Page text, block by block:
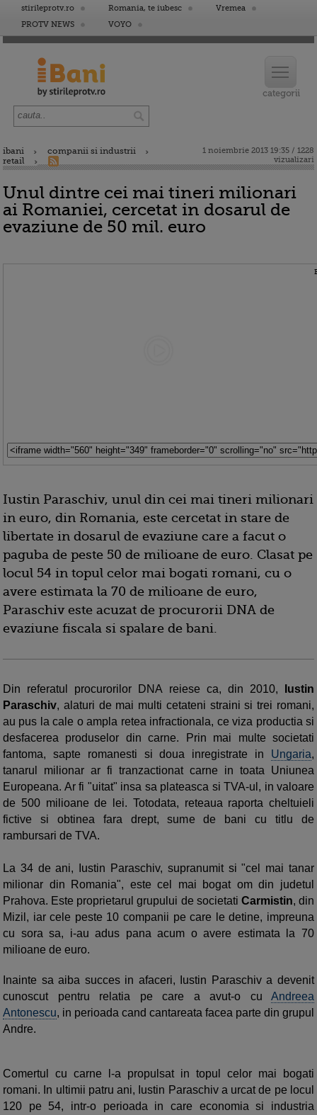
stirileprotv.ro Romania, te iubesc
Vremea
PROTV NEWS
VOYO
ibani
companii si industrii
retail
1 noiembrie 2013 19:35 / 1228
vizualizari
Unul dintre cei mai tineri milionari
ai Romaniei, cercetat in dosarul de
evaziune de 50 mil. euro
Iustin Paraschiv, unul din cei mai tineri milionari
in euro, din Romania, este cercetat in stare de
libertate in dosarul de evaziune care a facut o
paguba de peste 50 de milioane de euro. Clasat pe
locul 54 in topul celor mai bogati romani, cu o
avere estimata la 70 de milioane de euro,
Paraschiv este acuzat de procurorii DNA de
evaziune fiscala si spalare de bani.
Din referatul procurorilor DNA reiese ca, din 2010,
Iustin
Paraschiv, alaturi de mai multi cetateni straini si trei romani,
au pus la cale o ampla retea infractionala, ce viza productia si
desfacerea produselor din carne. Prin mai multe societati
fantoma, sapte romanesti si doua inregistrate in Ungaria,
tanarul milionar ar fi tranzactionat carne in toata Uniunea
Europeana. Ar fi "uitat" insa sa plateasca si TVA-ul, in valoare
de 500 milioane de lei. Totodata, reteaua raporta cheltuieli
fictive si obtinea fara drept, sume de bani cu titlu de
rambursari de TVA.
La 34 de ani, Iustin Paraschiv, supranumit si "cel mai tanar
milionar din Romania", este cel mai bogat om din judetul
Prahova. Este proprietarul grupului de societati Carmistin, din
Mizil, iar cele peste 10 companii pe care le detine, impreuna
cu sora sa, i-au adus pana acum o avere estimata la 70
milioane de euro.
Inainte sa aiba succes in afaceri, Iustin Paraschiv a devenit
cunoscut pentru relatia pe care a avut-o cu Andreea
Antonescu, in perioada cand cantareata facea parte din grupul
Andre.
Comertul cu carne l-a propulsat in topul celor mai bogati
romani. In ultimii patru ani, Iustin Paraschiv a urcat de pe locul
120 pe 54, intr-o perioada in care economia si industria